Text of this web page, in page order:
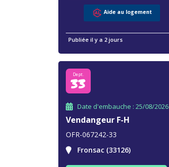
Aide au logement
Publiée il y a 2 jours
Dept.
33
Date d'embauche : 25/08/2026
Vendangeur F-H
OFR-067242-33
Fronsac (33126)